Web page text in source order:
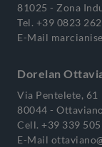
81025 - Zona
Tel. +39 0823
E-Mail
Dorelan
Via Pentelete, 61
80044 -
Cell. +39 339
E-Mail